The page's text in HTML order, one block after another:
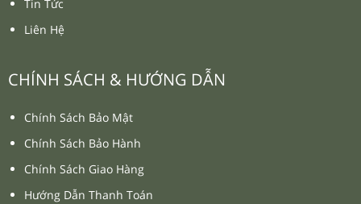
Tin Tức
Liên Hệ
CHÍNH SÁCH & HƯỚNG DẪN
Chính Sách Bảo Mật
Chính Sách Bảo Hành
Chính Sách Giao Hàng
Hướng Dẫn Thanh Toán